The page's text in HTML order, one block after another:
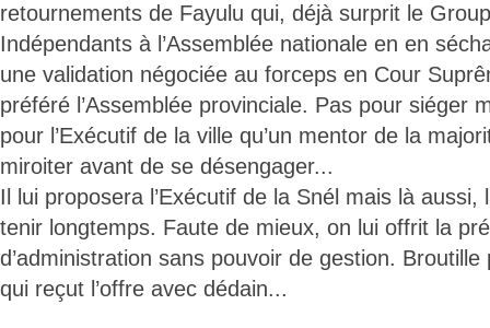
retournements de Fayulu qui, déjà surprit le
Indépendants à l’Assemblée nationale en en
une validation négociée au forceps en Cour
préféré l’Assemblée provinciale. Pas pour siéger
pour l’Exécutif de la ville qu’un mentor de la
miroiter avant de se désengager...
Il lui proposera l’Exécutif de la Snél mais là
tenir longtemps. Faute de mieux, on lui offrit la
d’administration sans pouvoir de gestion.
qui reçut l’offre avec dédain...